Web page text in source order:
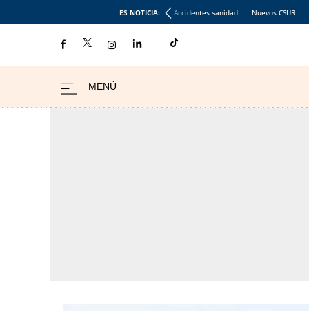
ES NOTICIA: Accidentes sanidad Nuevos CSUR